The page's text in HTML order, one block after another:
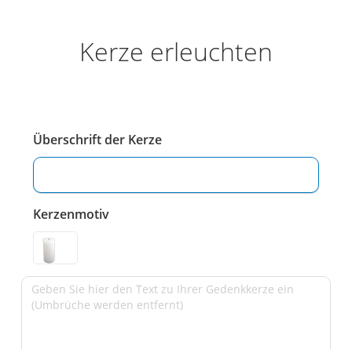
Kerze erleuchten
Überschrift der Kerze
Kerzenmotiv